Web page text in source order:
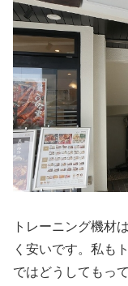
トレーニング機材
く安いです。私も
ではどうしてもっ